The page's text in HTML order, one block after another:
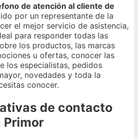
de atención al cliente de
por un representante de la
el mejor servicio de asistencia,
para responder todas las
los productos, las marcas
u ofertas, conocer las
los especialistas, pedidos
novedades y toda la
conocer.
de contacto